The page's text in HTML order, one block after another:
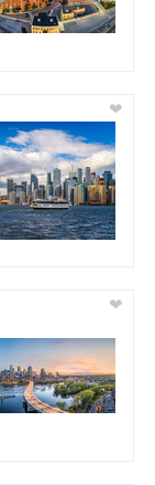
❤
❤